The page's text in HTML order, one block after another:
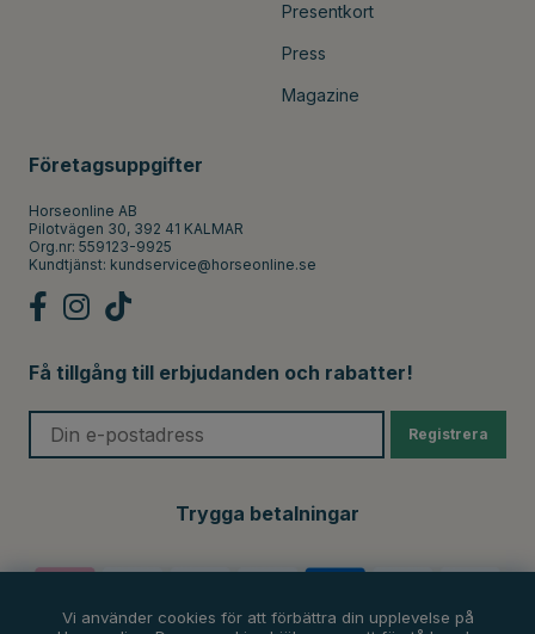
Presentkort
Press
Magazine
Företagsuppgifter
Horseonline AB
Pilotvägen 30, 392 41 KALMAR
Org.nr: 559123-9925
Kundtjänst: kundservice@horseonline.se
Få tillgång till erbjudanden och rabatter!
Registrera
Trygga betalningar
Vi använder cookies för att förbättra din upplevelse på